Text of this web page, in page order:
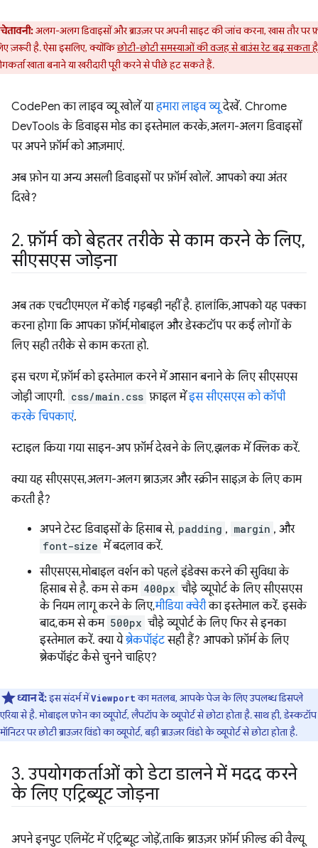
चेतावनी:अलग-अलग डिवाइसों और ब्राउज़र पर अपनी साइट की जांच करना, खास तौर पर
ज़रूरी है. ऐसा इसलिए, क्योंकिछोटी-छोटी समस्याओं की वजह से बाउंस रेट बढ़ सकता है
खाता बनाने या खरीदारी पूरी करने से पीछे हट सकते हैं.
CodePen का लाइव व्यू खोलें याहमारा लाइव व्यूदेखें. Chrome
DevTools के डिवाइस मोड का इस्तेमाल करके, अलग-अलग डिवाइसों
पर अपने फ़ॉर्म को आज़माएं.
अब फ़ोन या अन्य असली डिवाइसों पर फ़ॉर्म खोलें. आपको क्या अंतर
दिखे?
2.फ़ॉर्म को बेहतर तरीके से काम करने के लिए,
सीएसएस जोड़ना
अब तक एचटीएमएल में कोई गड़बड़ी नहीं है. हालांकि, आपको यह पक्का
करना होगा कि आपका फ़ॉर्म, मोबाइल और डेस्कटॉप पर कई लोगों के
लिए सही तरीके से काम करता हो.
इस चरण में, फ़ॉर्म को इस्तेमाल करने में आसान बनाने के लिए सीएसएस
जोड़ी जाएगी. css/main.css फ़ाइल मेंइस सीएसएस को कॉपी
करके चिपकाएं.
स्टाइल किया गया साइन-अप फ़ॉर्म देखने के लिए, झलक में क्लिक करें.
क्या यह सीएसएस, अलग-अलग ब्राउज़र और स्क्रीन साइज़ के लिए काम
करती है?
अपने टेस्ट डिवाइसों के हिसाब से, padding , margin , और
font-size में बदलाव करें.
सीएसएस, मोबाइल वर्शन को पहले इंडेक्स करने की सुविधा के
हिसाब से है. कम से कम 400px चौड़े व्यूपोर्ट के लिए सीएसएस
के नियम लागू करने के लिए,मीडिया क्वेरीका इस्तेमाल करें. इसके
बाद, कम से कम 500px चौड़े व्यूपोर्ट के लिए फिर से इनका
इस्तेमाल करें. क्या येब्रेकपॉइंटसही हैं? आपको फ़ॉर्म के लिए
ब्रेकपॉइंट कैसे चुनने चाहिए?
ध्यान दें:इस संदर्भ मेंViewportका मतलब, आपके पेज के लिए उपलब्ध डिसप्ले
एरिया से है. मोबाइल फ़ोन का व्यूपोर्ट, लैपटॉप के व्यूपोर्ट से छोटा होता है. साथ ही, डेस्कटॉप
मॉनिटर पर छोटी ब्राउज़र विंडो का व्यूपोर्ट, बड़ी ब्राउज़र विंडो के व्यूपोर्ट से छोटा होता है.
3. उपयोगकर्ताओं को डेटा डालने में मदद करने
के लिए एट्रिब्यूट जोड़ना
अपने इनपुट एलिमेंट में एट्रिब्यूट जोड़ें, ताकि ब्राउज़र फ़ॉर्म फ़ील्ड की वैल्यू